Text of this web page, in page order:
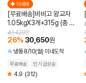
더세페
[무료배송]비비고 왕교자
1.05kgX3개+315g (총 4
개)
26% 30,650원
41,420원
냉동 8/10(월) 이내도착
무료배송 인기 급상승
4.9 (312)